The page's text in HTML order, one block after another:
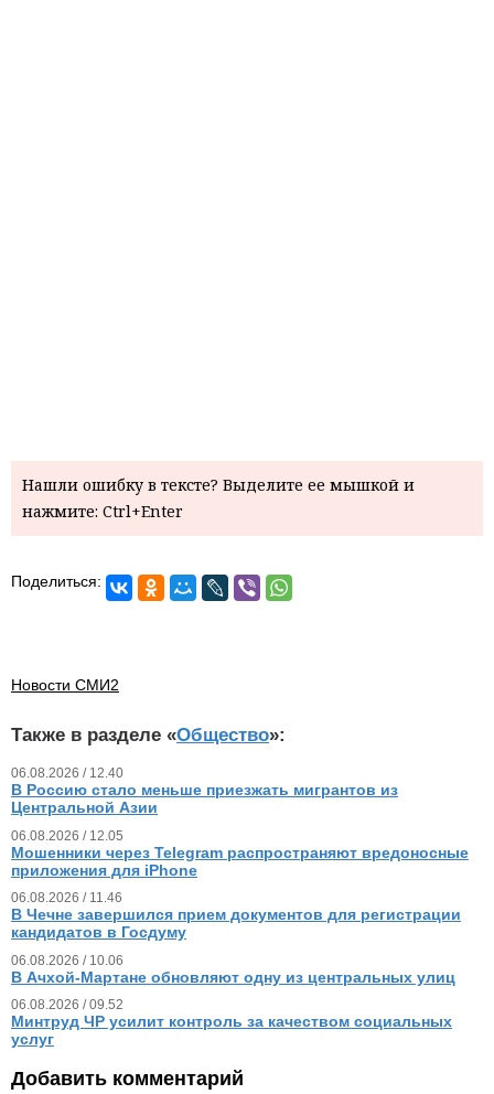
Нашли ошибку в тексте? Выделите ее мышкой и
нажмите: Ctrl+Enter
Поделиться:
Новости СМИ2
Также в разделе «Общество»:
06.08.2026 / 12.40
В Россию стало меньше приезжать мигрантов из
Центральной Азии
06.08.2026 / 12.05
Мошенники через Telegram распространяют вредоносные
приложения для iPhone
06.08.2026 / 11.46
В Чечне завершился прием документов для регистрации
кандидатов в Госдуму
06.08.2026 / 10.06
В Ачхой-Мартане обновляют одну из центральных улиц
06.08.2026 / 09.52
Минтруд ЧР усилит контроль за качеством социальных
услуг
Добавить комментарий